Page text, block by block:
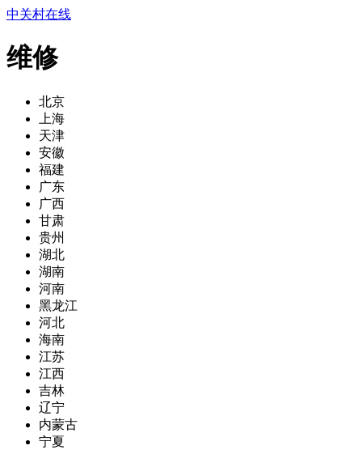
中关村在线
维修
北京
上海
天津
安徽
福建
广东
广西
甘肃
贵州
湖北
湖南
河南
黑龙江
河北
海南
江苏
江西
吉林
辽宁
内蒙古
宁夏